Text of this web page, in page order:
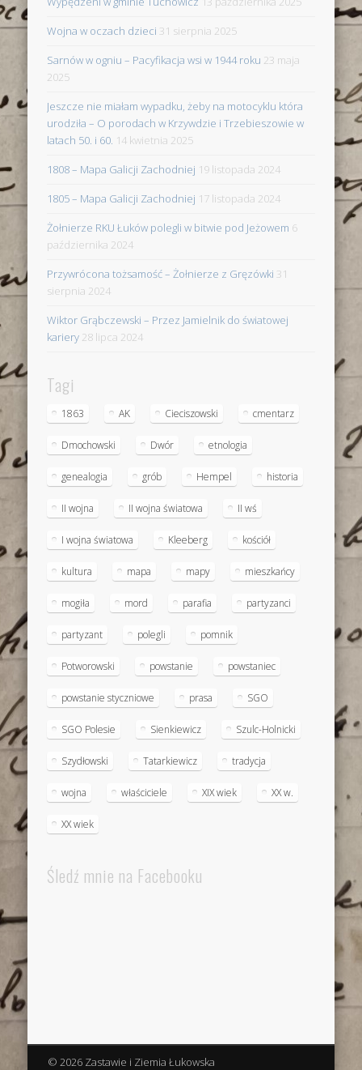
Wojna w oczach dzieci 31 sierpnia 2025
Sarnów w ogniu – Pacyfikacja wsi w 1944 roku 23 maja
2025
Jeszcze nie miałam wypadku, żeby na motocyklu która
urodziła – O porodach w Krzywdzie i Trzebieszowie w
latach 50. i 60. 14 kwietnia 2025
1808 – Mapa Galicji Zachodniej 19 listopada 2024
1805 – Mapa Galicji Zachodniej 17 listopada 2024
Żołnierze RKU Łuków polegli w bitwie pod Jeżowem 6
października 2024
Przywrócona tożsamość – Żołnierze z Gręzówki 31
sierpnia 2024
Wiktor Grąbczewski – Przez Jamielnik do światowej
kariery 28 lipca 2024
Tagi
1863 AK Cieciszowski cmentarz
Dmochowski Dwór etnologia
genealogia grób Hempel historia
II wojna II wojna światowa II wś
I wojna światowa Kleeberg kościół
kultura mapa mapy mieszkańcy
mogiła mord parafia partyzanci
partyzant polegli pomnik
Potworowski powstanie powstaniec
powstanie styczniowe prasa SGO
SGO Polesie Sienkiewicz Szulc-Holnicki
Szydłowski Tatarkiewicz tradycja
wojna właściciele XIX wiek XX w.
XX wiek
Śledź mnie na Facebooku
© 2026 Zastawie i Ziemia Łukowska